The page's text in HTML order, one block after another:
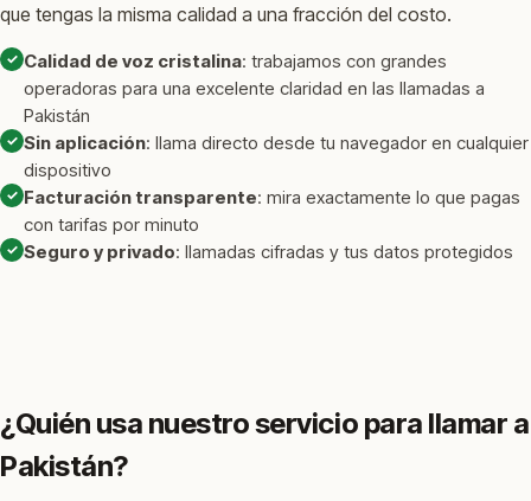
que tengas la misma calidad a una fracción del costo.
✓ Calidad de voz cristalina: trabajamos con grandes
operadoras para una excelente claridad en las llamadas a
Pakistán
✓ Sin aplicación: llama directo desde tu navegador en cualquier
dispositivo
✓ Facturación transparente: mira exactamente lo que pagas
con tarifas por minuto
✓ Seguro y privado: llamadas cifradas y tus datos protegidos
¿Quién usa nuestro servicio para llamar a
Pakistán?